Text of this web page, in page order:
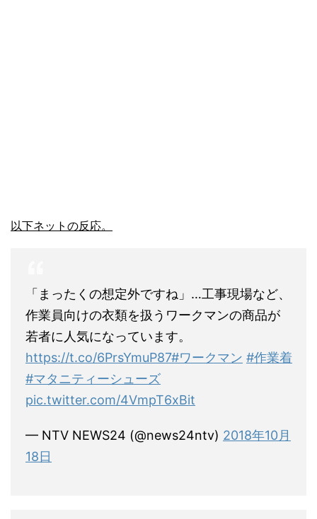
以下ネットの反応。
「まったくの想定外ですね」…工事現場など、
作業員向けの衣類を扱うワークマンの商品が
若者に人気になっています。
https://t.co/6PrsYmuP87#ワークマン #作業着
#マタニティーシューズ
pic.twitter.com/4VmpT6xBit
— NTV NEWS24 (@news24ntv) 2018年10月
18日